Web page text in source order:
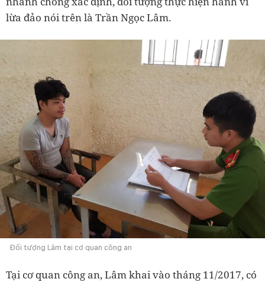
lừa đảo nói trên là Trần Ngọc Lâm.
Đối tượng Lâm tại cơ quan công an
Tại cơ quan công an, Lâm khai vào tháng 11/2017, có